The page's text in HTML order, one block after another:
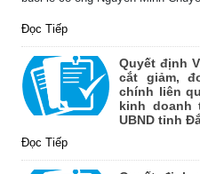
Đọc Tiếp
Quyết định
cắt giảm,
chính liên
kinh doanh
UBND tỉnh
Đọc Tiếp